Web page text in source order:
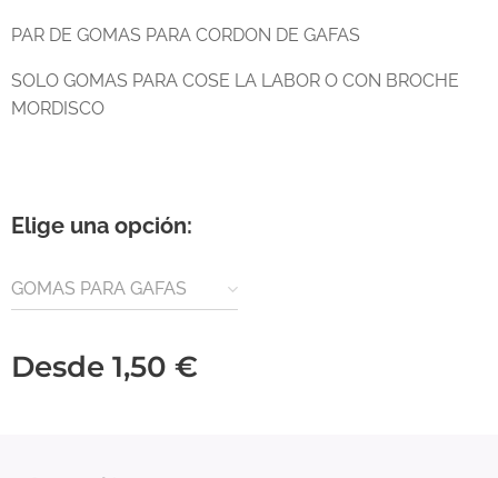
PAR DE GOMAS PARA CORDON DE GAFAS
SOLO GOMAS PARA COSE LA LABOR O CON BROCHE
MORDISCO
Elige una opción:
GOMAS PARA GAFAS
Desde 1,50 €